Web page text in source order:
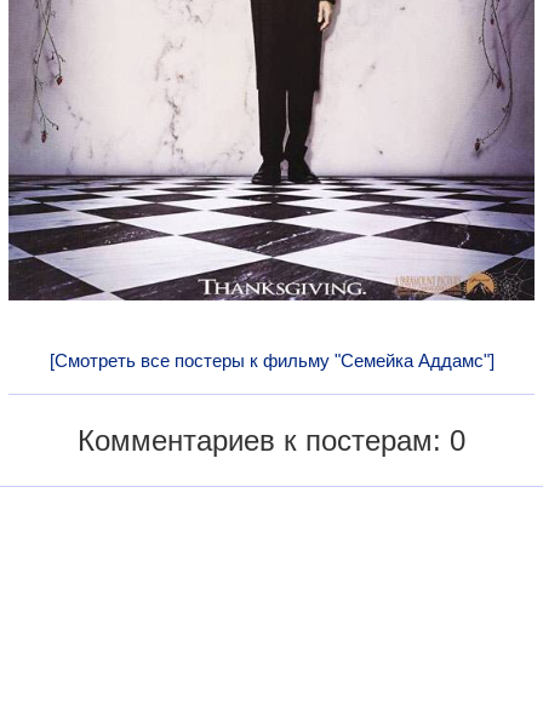
[Смотреть все постеры к фильму "Семейка Аддамс"]
Комментариев к постерам: 0